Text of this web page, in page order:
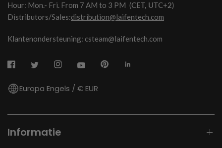
Hour: Mon.- Fri. From 7 AM to 3 PM (CET, UTC+2)
Distributors/Sales:distribution@laifentech.com
Klantenondersteuning: csteam@laifentech.com
Europa Engels / € EUR
Informatie